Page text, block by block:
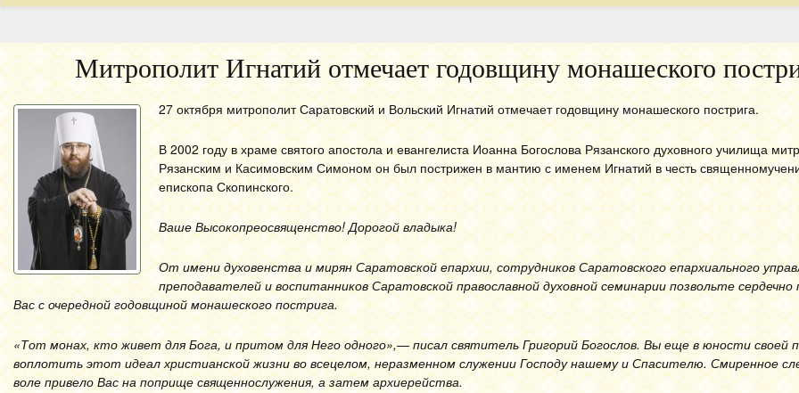
Митрополит Игнатий отмечает годовщину монашеского
27 октября митрополит Саратовский и Вольский Игнатий отмечает годовщину монашеского пострига.
В 2002 году в храме святого апостола и евангелиста Иоанна Богослова Рязанского духовного училища
Рязанским и Касимовским Симоном он был пострижен в мантию с именем Игнатий в честь
епископа Скопинского.
Ваше Высокопреосвященство! Дорогой владыка!
От имени духовенства и мирян Саратовской епархии, сотрудников Саратовского епархиального
преподавателей и воспитанников Саратовской православной духовной семинарии позвольте сердечно
Вас с очередной годовщиной монашеского пострига.
«Тот монах, кто живет для Бога, и притом для Него одного»,— писал святитель Григорий Богослов. Вы еще в юности своей
воплотить этот идеал христианской жизни во всецелом, неразменном служении Господу нашему и Спасителю. Смиренное
воле привело Вас на поприще священнослужения, а затем архиерейства.